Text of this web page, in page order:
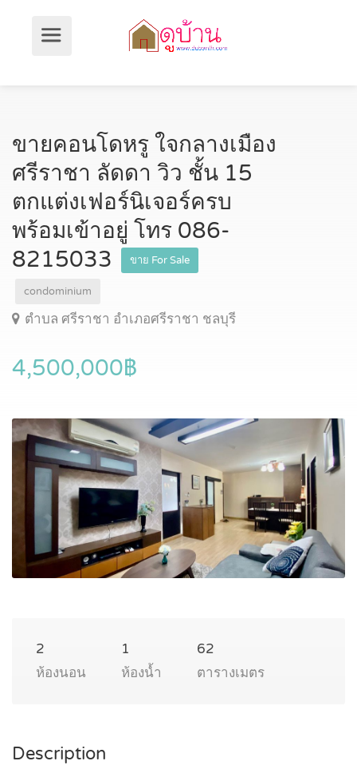
ขายคอนโดหรู ใจกลางเมือง
ศรีราชา ลัดดา วิว ชั้น 15
ตกแต่งเฟอร์นิเจอร์ครบ
พร้อมเข้าอยู่ โทร 086-
8215033
ขาย For Sale
condominium
ตำบล ศรีราชา อำเภอศรีราชา ชลบุรี
4,500,000฿
2
ห้องนอน
1
ห้องน้ำ
62
ตารางเมตร
Description